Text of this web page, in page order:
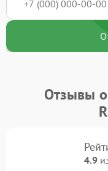
Отзывы
4.9